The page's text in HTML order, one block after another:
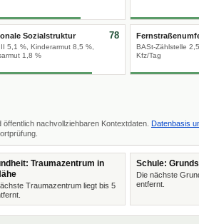
Sozialstruktur
5,1 %, Kinderarmut 8,5 %,
1,8 %
78
BASt-Zählstelle
Kfz/Tag
nachvollziehbaren Kontextdaten. Datenbasis
Traumazentrum in
Traumazentrum liegt bis 5
Schule:
Die nächste
entfernt.